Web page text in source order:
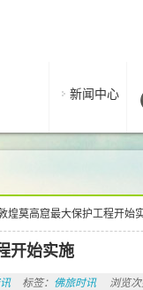
新闻中心
煌莫高窟最大保护工程开始
开始实施
标签： 佛旅时讯 浏览